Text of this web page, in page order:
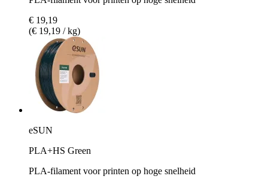
€ 19,19
(€ 19,19 / kg)
eSUN
PLA+HS Green
PLA-filament voor printen op hoge snelheid